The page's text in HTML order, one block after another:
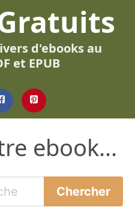
d'ebooks au
et EPUB
ebook...